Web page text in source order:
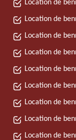
Location de
Location de
Location de
Location de
Location de
Location de
Location de
Location de
Location de